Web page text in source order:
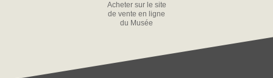
Acheter sur le site
de vente en ligne
du Musée